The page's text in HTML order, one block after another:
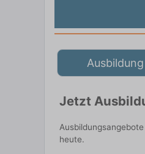
Ausbildung
Jetzt
heute.